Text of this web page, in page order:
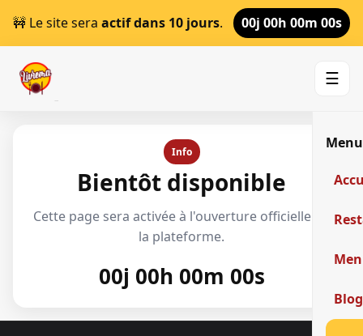
🚧 Le site sera actif dans 10 jours. 00j 00h 00m 00s
☰
Menu
Blog
Info
Bientôt disponible
Cette page sera activée à l'ouverture officielle de
la plateforme.
00j 00h 00m 00s